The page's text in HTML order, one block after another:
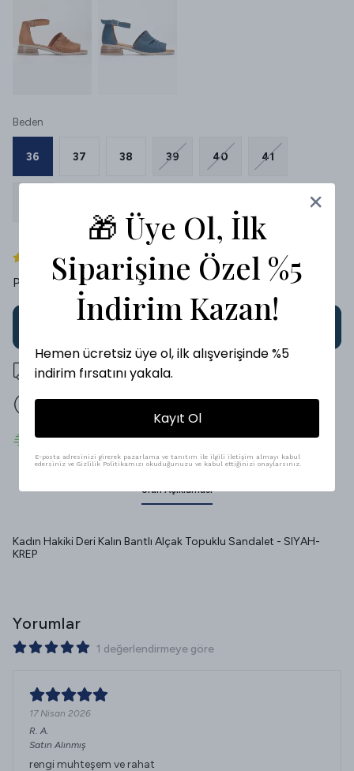
Beden
36 37 38 39 40 41
1 değerlendirme
Paylaş
500 TL üzeri ücretsiz kargo
Hızlı Teslimat
Ürün Açıklaması
Kadın Hakiki Deri Kalın Bantlı Alçak Topuklu Sandalet - SIYAH-
KREP
Yorumlar
1 değerlendirmeye göre
17 Nisan 2026
R. A.
Satın Alınmış
rengi muhteşem ve rahat
🎁 Üye Ol, İlk
Siparişine Özel %5
İndirim Kazan!
Hemen ücretsiz üye ol, ilk alışverişinde %5
indirim fırsatını yakala.
Kayıt Ol
E-posta adresinizi girerek pazarlama ve tanıtım ile ilgili iletişim almayı kabul
edersiniz ve Gizlilik Politikamızı okuduğunuzu ve kabul ettiğinizi onaylarsınız.